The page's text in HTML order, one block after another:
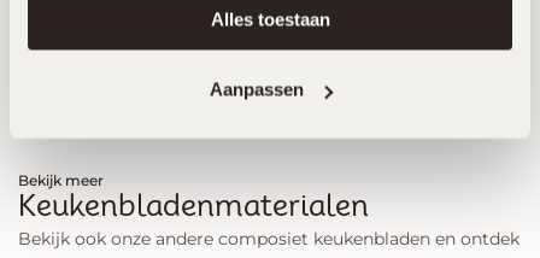
Alles toestaan
Aanpassen
Bekijk meer
Keukenbladenmaterialen
Bekijk ook onze andere composiet keukenbladen en ontdek